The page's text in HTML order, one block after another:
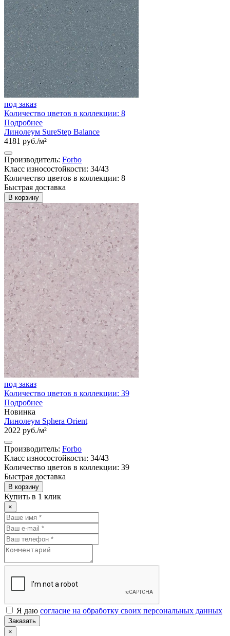
под заказ
Количество цветов в коллекции: 8
Подробнее
Линолеум SureStep Balance
4181 руб./м²
Производитель: Forbo
Класс износостойкости: 34/43
Количество цветов в коллекции: 8
Быстрая доставка
В корзину
под заказ
Количество цветов в коллекции: 39
Подробнее
Новинка
Линолеум Sphera Orient
2022 руб./м²
Производитель: Forbo
Класс износостойкости: 34/43
Количество цветов в коллекции: 39
Быстрая доставка
В корзину
Купить в 1 клик
×
Я даю согласие на обработку своих персональных данных
Заказать
×